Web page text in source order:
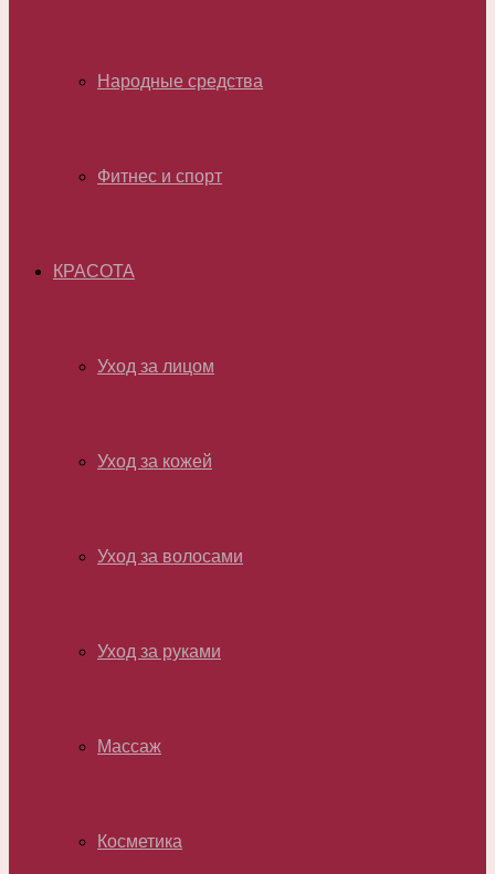
Народные средства
Фитнес и спорт
КРАСОТА
Уход за лицом
Уход за кожей
Уход за волосами
Уход за руками
Массаж
Косметика